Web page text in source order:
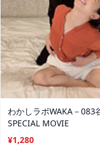
わかしラボWAKA－083
SPECIAL MOVIE
¥1,280